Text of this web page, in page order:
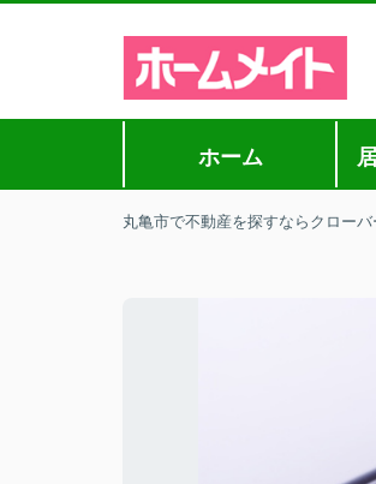
ホーム
丸亀市で不動産を探すならクローバ